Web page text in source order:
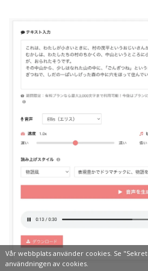
Vår webbplats använder cookies. Se
användningen av cookies.